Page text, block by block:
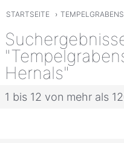
STARTSEITE ›
Hernals"
1 bis 12 von mehr als